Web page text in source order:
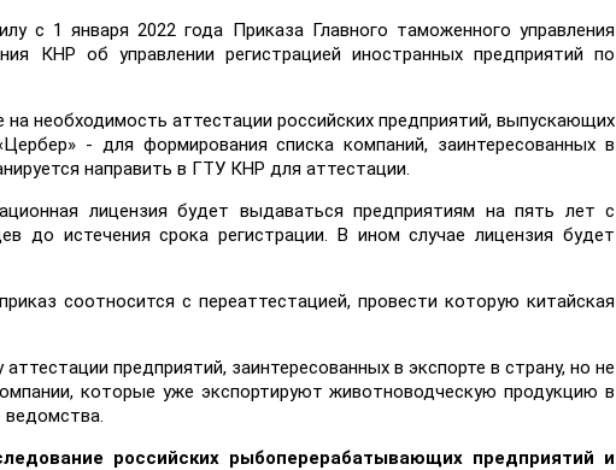
с 1 января 2022 года Приказа Главного таможенного управления
КНР об управлении регистрацией иностранных предприятий по
необходимость аттестации российских предприятий, выпускающих
- для формирования списка компаний, заинтересованных в
направить в ГТУ КНР для аттестации.
лицензия будет выдаваться предприятиям на пять лет с
до истечения срока регистрации. В ином случае лицензия будет
соотносится с переаттестацией, провести которую китайская
предприятий, заинтересованных в экспорте в страну, но не
которые уже экспортируют животноводческую продукцию в
ведомства.
российских рыбоперерабатывающих предприятий и